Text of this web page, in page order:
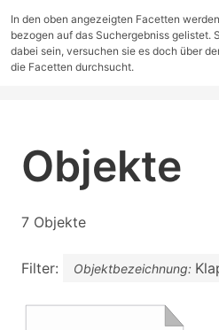
In den oben angezeigten Facetten
bezogen auf das Suchergebniss gelistet.
dabei sein, versuchen sie es doch über
die Facetten durchsucht.
Objekte
7 Objekte
Filter: Objektbezeichnung: